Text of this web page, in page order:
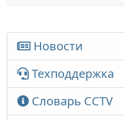
Новости
Техподдержка
Словарь CCTV